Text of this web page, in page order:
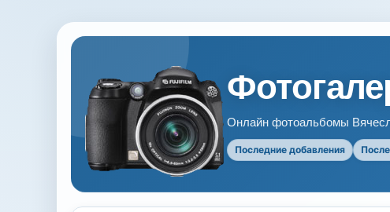
Онлайн фотоальбомы
Последние добавления